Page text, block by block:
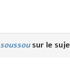
soussousur le